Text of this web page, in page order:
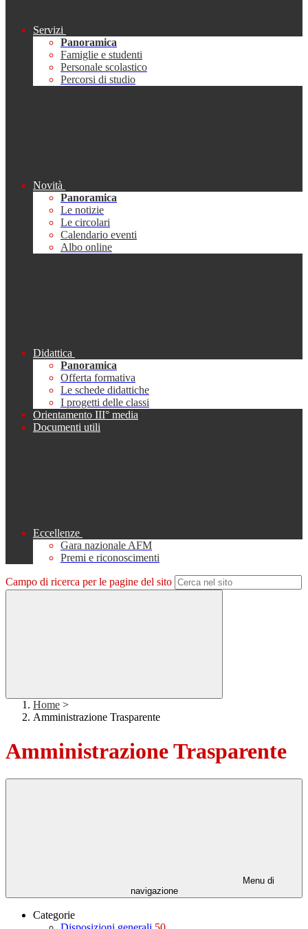
Servizi
Panoramica
Famiglie e studenti
Personale scolastico
Percorsi di studio
Novità
Panoramica
Le notizie
Le circolari
Calendario eventi
Albo online
Didattica
Panoramica
Offerta formativa
Le schede didattiche
I progetti delle classi
Orientamento III° media
Documenti utili
Eccellenze
Gara nazionale AFM
Premi e riconoscimenti
Campo di ricerca per le pagine del sito
Home >
Amministrazione Trasparente
Amministrazione Trasparente
Menu di
navigazione
Categorie